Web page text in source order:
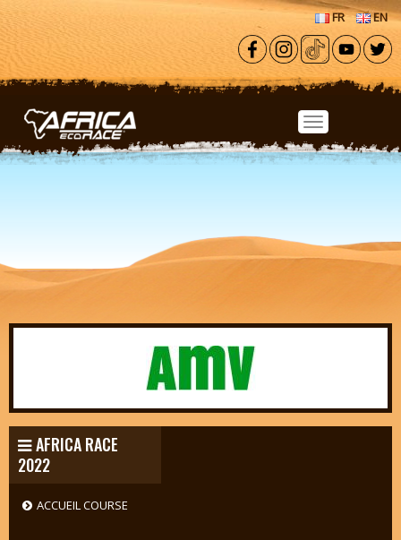
Aller au contenu principal
FR EN
AFRICA RACE
2022
ACCUEIL COURSE